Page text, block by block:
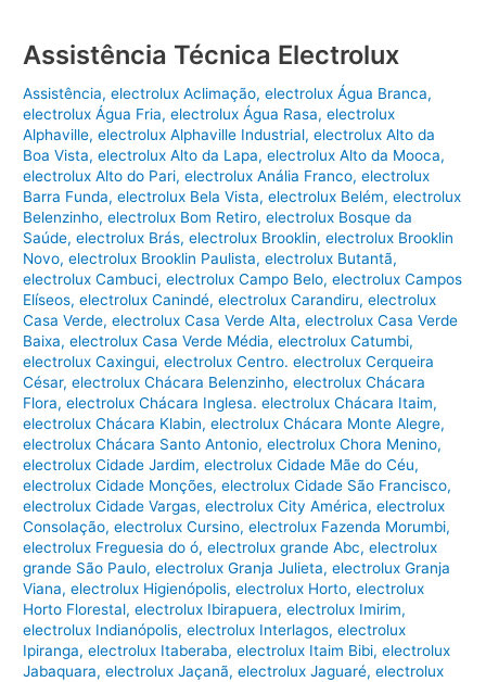
Assistência Técnica Electrolux
Assistência,electrolux Aclimação,electrolux Água Branca,
electrolux Água Fria,electrolux Água Rasa,electrolux
Alphaville,electrolux Alphaville Industrial,electrolux Alto da
Boa Vista,electrolux Alto da Lapa,electrolux Alto da Mooca,
electrolux Alto do Pari,electrolux Anália Franco,electrolux
Barra Funda,electrolux Bela Vista,electrolux Belém,electrolux
Belenzinho,electrolux Bom Retiro,electrolux Bosque da
Saúde,electrolux Brás,electrolux Brooklin,electrolux Brooklin
Novo,electrolux Brooklin Paulista,electrolux Butantã,
electrolux Cambuci,electrolux Campo Belo,electrolux Campos
Elíseos,electrolux Canindé,electrolux Carandiru,electrolux
Casa Verde,electrolux Casa Verde Alta,electrolux Casa Verde
Baixa,electrolux Casa Verde Média,electrolux Catumbi,
electrolux Caxingui,electrolux Centro. electrolux Cerqueira
César,electrolux Chácara Belenzinho,electrolux Chácara
Flora,electrolux Chácara Inglesa. electrolux Chácara Itaim,
electrolux Chácara Klabin,electrolux Chácara Monte Alegre,
electrolux Chácara Santo Antonio,electrolux Chora Menino,
electrolux Cidade Jardim,electrolux Cidade Mãe do Céu,
electrolux Cidade Monções,electrolux Cidade São Francisco,
electrolux Cidade Vargas,electrolux City América,electrolux
Consolação,electrolux Cursino,electrolux Fazenda Morumbi,
electrolux Freguesia do ó,electrolux grande Abc,electrolux
grande São Paulo,electrolux Granja Julieta,electrolux Granja
Viana,electrolux Higienópolis,electrolux Horto,electrolux
Horto Florestal,electrolux Ibirapuera,electrolux Imirim,
electrolux Indianópolis,electrolux Interlagos,electrolux
Ipiranga,electrolux Itaberaba,electrolux Itaim Bibi,electrolux
Jabaquara,electrolux Jaçanã,electrolux Jaguaré,electrolux